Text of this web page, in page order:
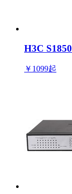
H3C
￥1099起